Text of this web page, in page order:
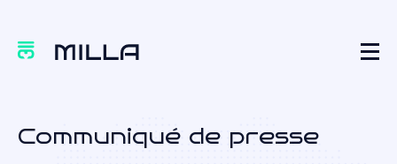
Communiqué de presse